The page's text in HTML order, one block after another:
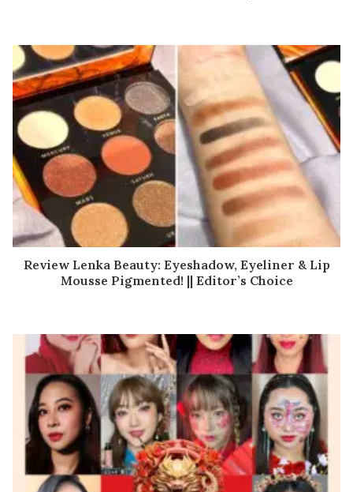
Review Lenka Beauty: Eyeshadow, Eyeliner & Lip
Mousse Pigmented! || Editor’s Choice